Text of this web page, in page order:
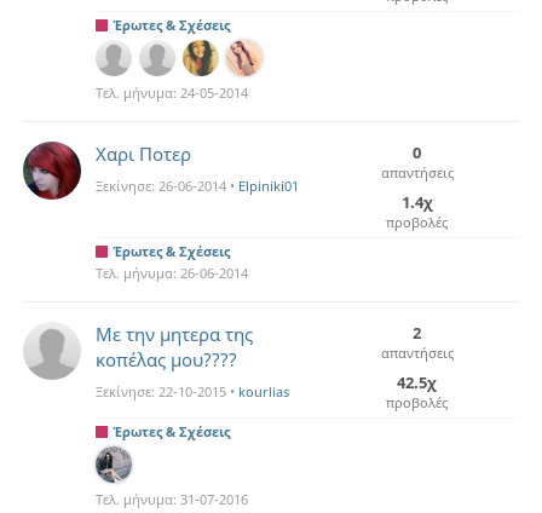
Έρωτες & Σχέσεις
Τελ. μήνυμα: 24-05-2014
Χαρι Ποτερ
Ξεκίνησε: 26-06-2014 • Elpiniki01
0
απαντήσεις
1.4χ
προβολές
Έρωτες & Σχέσεις
Τελ. μήνυμα: 26-06-2014
Με την μητερα της
κοπέλας μου????
Ξεκίνησε: 22-10-2015 • kourlias
2
απαντήσεις
42.5χ
προβολές
Έρωτες & Σχέσεις
Τελ. μήνυμα: 31-07-2016